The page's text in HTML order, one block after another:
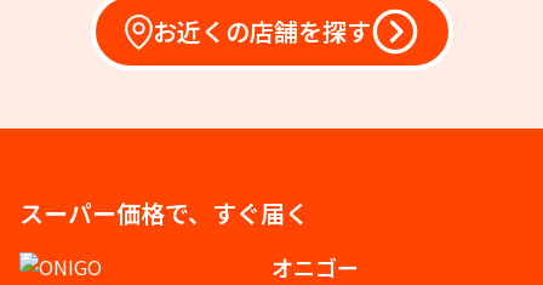
お近くの店舗を探す
スーパー価格で、すぐ届く
オニゴー